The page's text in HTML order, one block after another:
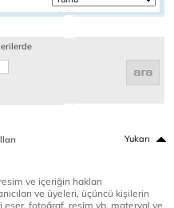
Yukarı
ve içeriğin hakları
ve üyeleri, üçüncü kişilerin
fotoğraf, resim vb. materyal ve